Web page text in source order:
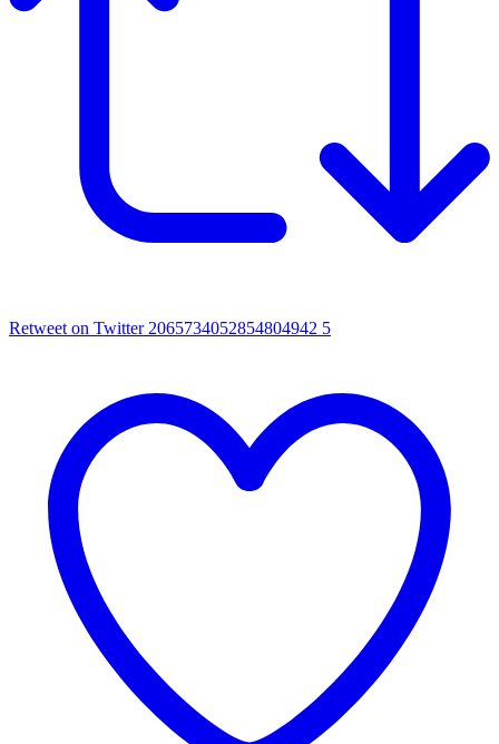
Retweet on Twitter 2065734052854804942 5